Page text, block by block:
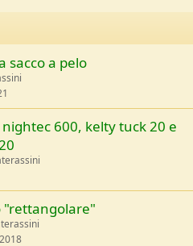
sacco a pelo
600, kelty tuck 20 e
"rettangolare"